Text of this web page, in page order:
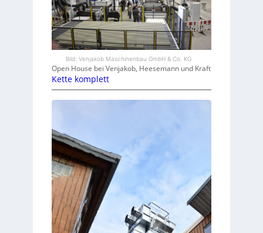
Bild: Venjakob Maschinenbau GmbH & Co. KG
Open House bei Venjakob, Heesemann und Kraft
Kette komplett